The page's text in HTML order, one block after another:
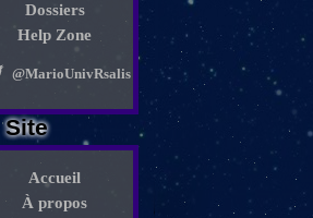
Dossiers
Help Zone
@MarioUnivRsalis
Site
Accueil
À propos